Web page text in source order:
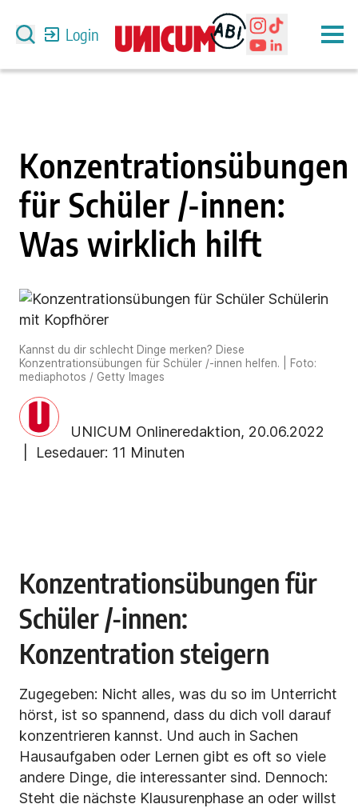
Login
Konzentrationsübungen
für Schüler /-innen:
Was wirklich hilft
Kannst du dir schlecht Dinge merken? Diese
Konzentrationsübungen für Schüler /-innen helfen. | Foto:
mediaphotos / Getty Images
UNICUM Onlineredaktion, 20.06.2022
| Lesedauer: 11 Minuten
Konzentrationsübungen für
Schüler /-innen:
Konzentration steigern
Zugegeben: Nicht alles, was du so im Unterricht
hörst, ist so spannend, dass du dich voll darauf
konzentrieren kannst. Und auch in Sachen
Hausaufgaben oder Lernen gibt es oft so viele
andere Dinge, die interessanter sind. Dennoch:
Steht die nächste Klausurenphase an oder willst